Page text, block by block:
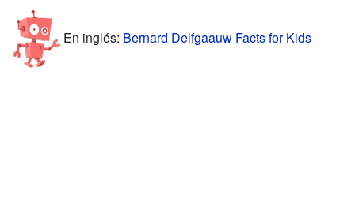
En inglés: Bernard Delfgaauw Facts for Kids